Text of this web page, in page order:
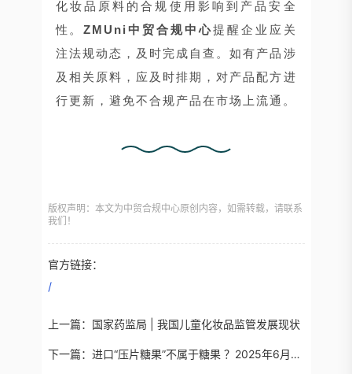
化妆品原料的合规使用影响到产品安全
性。ZMUni中贸合规中心提醒企业应关
注法规动态，及时完成自查。如有产品涉
及相关原料，应及时排期，对产品配方进
行更新，避免不合规产品在市场上流通。
版权声明：本文为中贸合规中心原创内容，如需转载，请联系
我们！
官方链接：
/
上一篇： 国家药监局 | 我国儿童化妆品监管发展现状
下一篇： 进口“压片糖果”不属于糖果 ？2025年6月全国未准入境食品信息分析